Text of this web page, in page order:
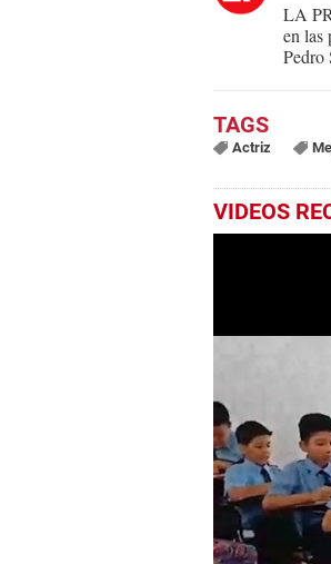
LA
en las
Pedro
Actriz
VIDEOS